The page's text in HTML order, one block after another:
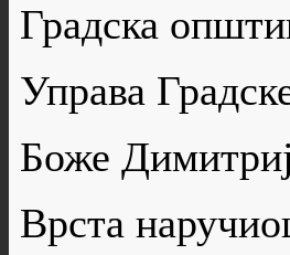
Градска
Управа
Боже
Врста